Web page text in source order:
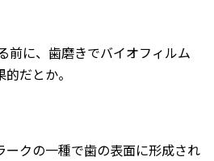
前に、歯磨きでバイオフィルム
だとか。
ークの一種で歯の表面に形成され